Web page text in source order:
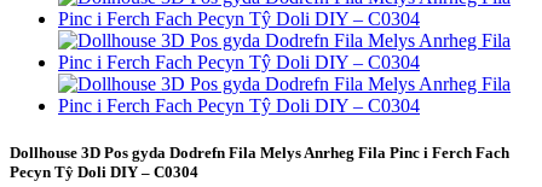
Dollhouse 3D Pos gyda Dodrefn Fila Melys Anrheg Fila Pinc i Ferch Fach
Pecyn Tŷ Doli DIY – C0304